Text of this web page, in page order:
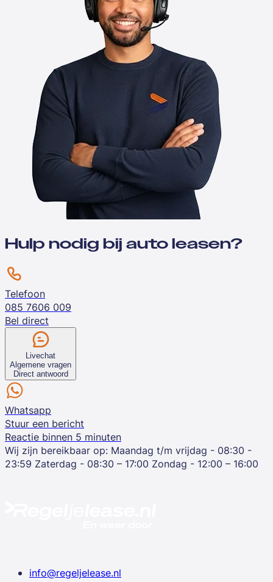
Hulp nodig bij auto leasen?
Telefoon
085 7606 009
Bel direct
Livechat
Algemene vragen
Direct antwoord
Whatsapp
Stuur een bericht
Reactie binnen 5 minuten
Wij zijn bereikbaar op: Maandag t/m vrijdag - 08:30 -
23:59 Zaterdag - 08:30 – 17:00 Zondag - 12:00 – 16:00
info@regeljelease.nl